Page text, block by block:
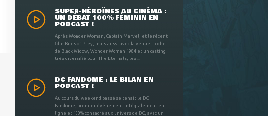
SUPER-HÉROÏNES AU CINÉMA :
UN DÉBAT 100% FÉMININ EN
PODCAST !
Après Wonder Woman, Captain Marvel, et le récent
film Birds of Prey, mais aussi avec la venue proche
de Black Widow, Wonder Woman 1984 et un casting
très diversifié pour The Eternals, les ...
DC FANDOME : LE BILAN EN
PODCAST !
Au cours du weekend passé se tenait le DC
Fandome, premier évènement intégralement en
ligne et 100% consacré aux univers de DC, avec un